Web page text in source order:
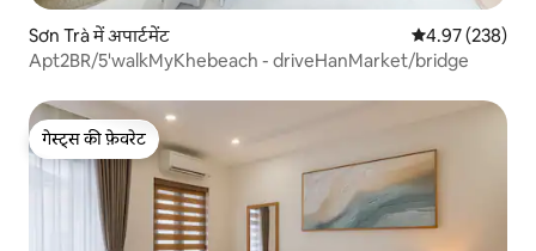
Sơn Trà में अपार्टमेंट औसत रेटिंग 5 में से
4.97 (238)
Apt2BR/5'walkMyKhebeach - driveHanMarket/bridge
गेस्ट्स की फ़ेवरेट
गेस्ट्स की फ़ेवरेट